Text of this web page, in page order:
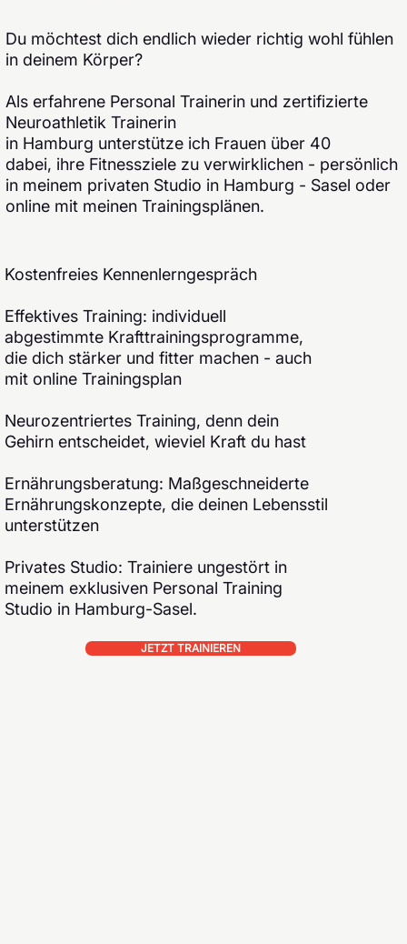
Du möchtest dich endlich wieder richtig wohl fühlen
in deinem Körper?
Als erfahrene Personal Trainerin und zertifizierte
Neuroathletik Trainerin
in Hamburg unterstütze ich Frauen über 40
dabei, ihre Fitnessziele zu verwirklichen - persönlich
in meinem privaten Studio in Hamburg - Sasel oder
online mit meinen Trainingsplänen.
Kostenfreies Kennenlerngespräch
Effektives Training: individuell
abgestimmte Krafttrainingsprogramme,
die dich stärker und fitter machen - auch
mit online Trainingsplan
Neurozentriertes Training, denn dein
Gehirn entscheidet, wieviel Kraft du hast
Ernährungsberatung: Maßgeschneiderte
Ernährungskonzepte, die deinen Lebensstil
unterstützen
Privates Studio: Trainiere ungestört in
meinem exklusiven Personal Training
Studio in Hamburg-Sasel.
JETZT TRAINIEREN